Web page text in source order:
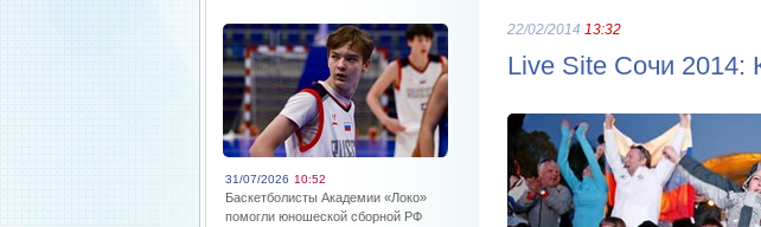
31/07/2026 10:52
Баскетболисты Академии «Локо»
помогли юношеской сборной РФ
22/02/2014 13:32
Live Site Сочи 2014: